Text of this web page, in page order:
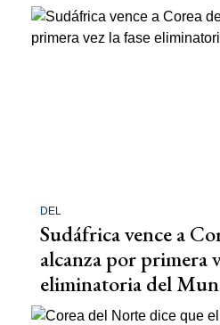
DEL
Sudáfrica vence a
alcanza por primera
eliminatoria del